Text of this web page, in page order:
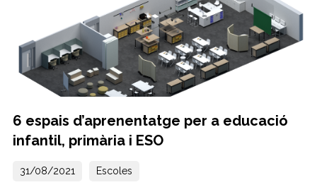
6 espais d’aprenentatge per a educació
infantil, primària i ESO
31/08/2021 Escoles